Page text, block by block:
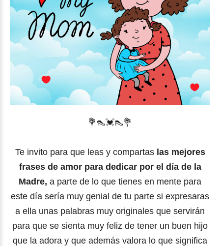
💐 👠💓👠💐
Te invito para que leas y compartas las mejores
frases de amor para dedicar por el día de la
Madre, a parte de lo que tienes en mente para
este día sería muy genial de tu parte si expresaras
a ella unas palabras muy originales que servirán
para que se sienta muy feliz de tener un buen hijo
que la adora y que además valora lo que significa